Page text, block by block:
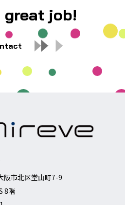
great job!
阪市北区堂山町7-9
8階